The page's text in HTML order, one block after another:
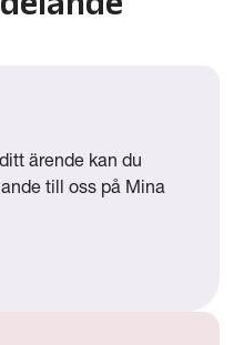
ärende kan du
till oss på Mina